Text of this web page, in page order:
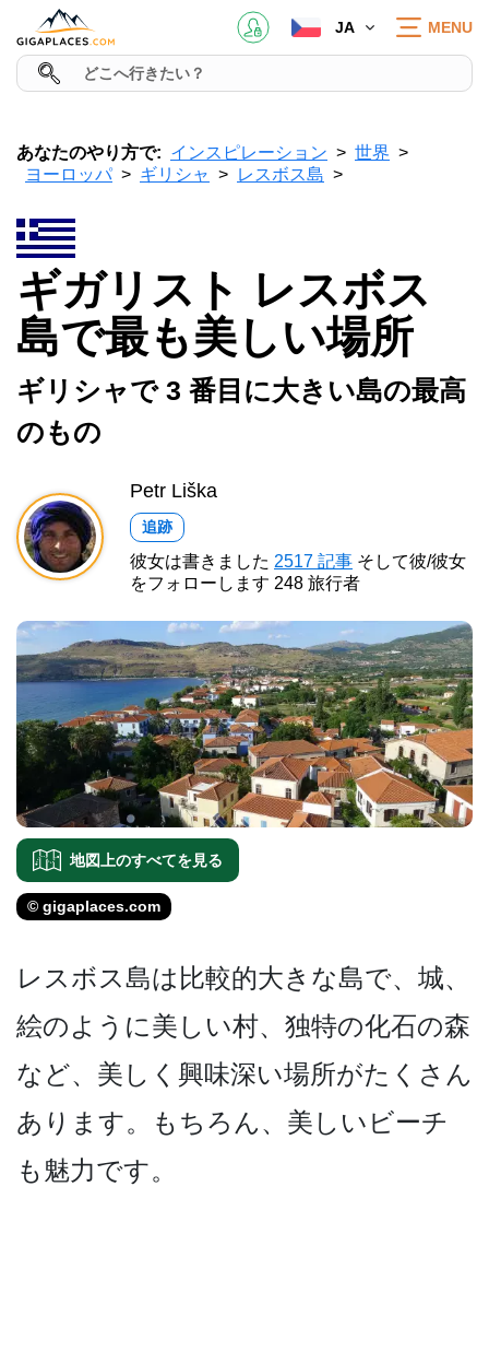
JA MENU
あなたのやり方で: インスピレーション
世界
ヨーロッパ
ギリシャ レスボス島
ギガリスト レスボス
島で最も美しい場所
ギリシャで 3 番目に大きい島の最高
のもの
Petr Liška
追跡
彼女は書きました 2517 記事 そして彼/彼女
をフォローします 248 旅行者
地図上のすべてを見る
© gigaplaces.com
レスボス島は比較的大きな島­で、城、
絵のように美しい村、独特の化石の森
など、­美しく興味深い場所がたくさん
あります。もちろん、­美しいビーチ
も魅力です。